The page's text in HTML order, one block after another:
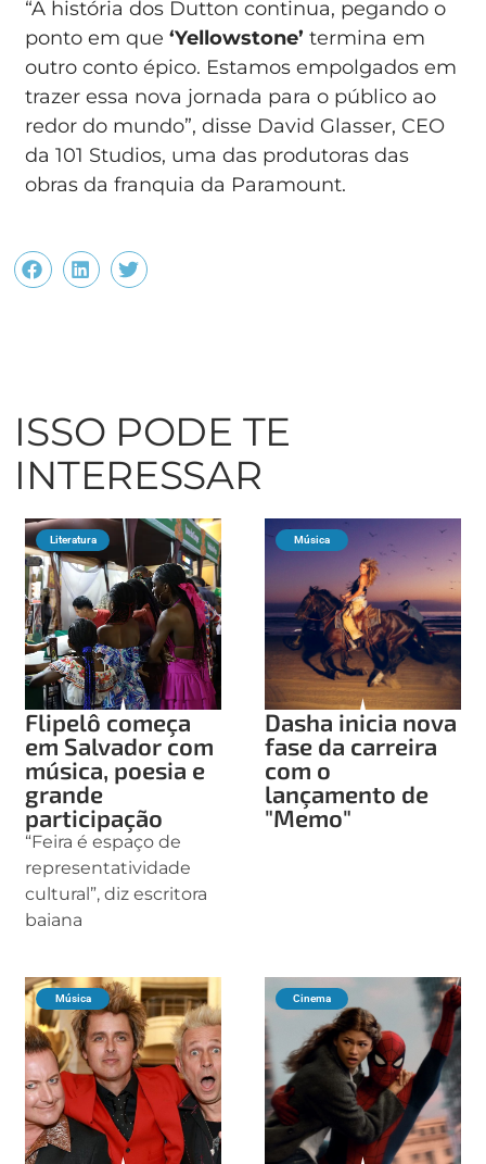
“A história dos Dutton continua, pegando o
ponto em que‘Yellowstone’ termina em
outro conto épico. Estamos empolgados em
trazer essa nova jornada para o público ao
redor do mundo”, disse David Glasser, CEO
da 101 Studios, uma das produtoras das
obras da franquia da Paramount.
ISSO PODE TE
INTERESSAR
Literatura
Flipelô começa
em Salvador com
música, poesia e
grande
participação
“Feira é espaço de
representatividade
cultural”, diz escritora
baiana
Música
Dasha inicia nova
fase da carreira
com o
lançamento de
"Memo"
Música Cinema